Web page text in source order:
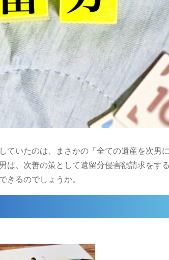
ていたのは、まさかの「全ての遺産を次男
は、次善の策として遺留分侵害額請求をす
きるのでしょうか。